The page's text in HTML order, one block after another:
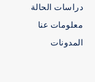
دراسات الحالة
معلومات عنا
المدونات